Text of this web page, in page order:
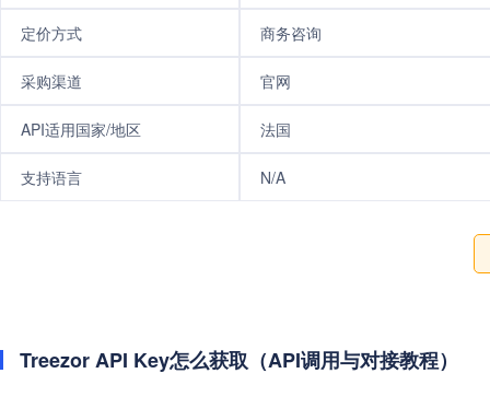
定价方式 商务咨询
采购渠道 官网
API适用国家/地区 法国
支持语言 N/A
Treezor API Key怎么获取（API调用与对接教程）